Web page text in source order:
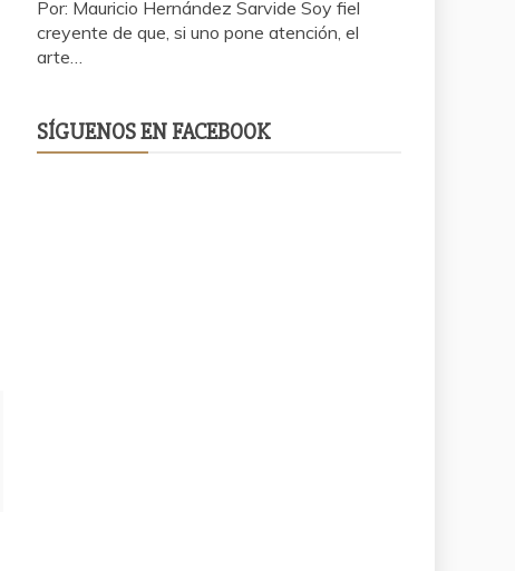
Por: Mauricio Hernández Sarvide Soy fiel
creyente de que, si uno pone atención, el
arte…
SÍGUENOS EN FACEBOOK